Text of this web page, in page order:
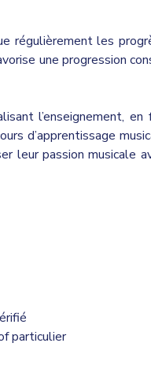
régulièrement les
une progression
l’enseignement,
d’apprentissage
leur passion musicale
particulier